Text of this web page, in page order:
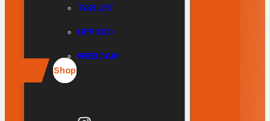
TABLET
UFFICIO
WEBCAM
Shop